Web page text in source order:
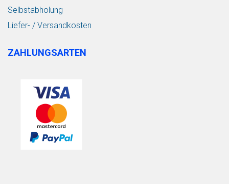
Selbstabholung
Liefer- / Versandkosten
ZAHLUNGSARTEN